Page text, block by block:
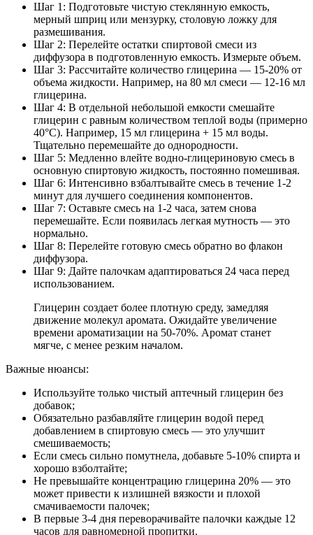
Шаг 1: Подготовьте чистую стеклянную емкость,
мерный шприц или мензурку, столовую ложку для
размешивания.
Шаг 2: Перелейте остатки спиртовой смеси из
диффузора в подготовленную емкость. Измерьте объем.
Шаг 3: Рассчитайте количество глицерина — 15-20% от
объема жидкости. Например, на 80 мл смеси — 12-16 мл
глицерина.
Шаг 4: В отдельной небольшой емкости смешайте
глицерин с равным количеством теплой воды (примерно
40°C). Например, 15 мл глицерина + 15 мл воды.
Тщательно перемешайте до однородности.
Шаг 5: Медленно влейте водно-глицериновую смесь в
основную спиртовую жидкость, постоянно помешивая.
Шаг 6: Интенсивно взбалтывайте смесь в течение 1-2
минут для лучшего соединения компонентов.
Шаг 7: Оставьте смесь на 1-2 часа, затем снова
перемешайте. Если появилась легкая мутность — это
нормально.
Шаг 8: Перелейте готовую смесь обратно во флакон
диффузора.
Шаг 9: Дайте палочкам адаптироваться 24 часа перед
использованием.
Глицерин создает более плотную среду, замедляя
движение молекул аромата. Ожидайте увеличение
времени ароматизации на 50-70%. Аромат станет
мягче, с менее резким началом.
Важные нюансы:
Используйте только чистый аптечный глицерин без
добавок;
Обязательно разбавляйте глицерин водой перед
добавлением в спиртовую смесь — это улучшит
смешиваемость;
Если смесь сильно помутнела, добавьте 5-10% спирта и
хорошо взболтайте;
Не превышайте концентрацию глицерина 20% — это
может привести к излишней вязкости и плохой
смачиваемости палочек;
В первые 3-4 дня переворачивайте палочки каждые 12
часов для равномерной пропитки.